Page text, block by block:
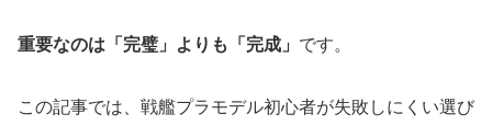
重要なのは「完璧」よりも「完成」 です。
この記事では、戦艦プラモデル初心者が失敗しにくい選び